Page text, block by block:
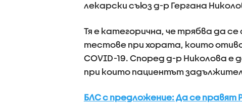
лекарски съюз д-р Гергана
Тя е категорична, че трябва да
тестове при хората, които
COVID-19. Според д-р Николова е
при които пациентът
БЛС с предложение: Да се правят